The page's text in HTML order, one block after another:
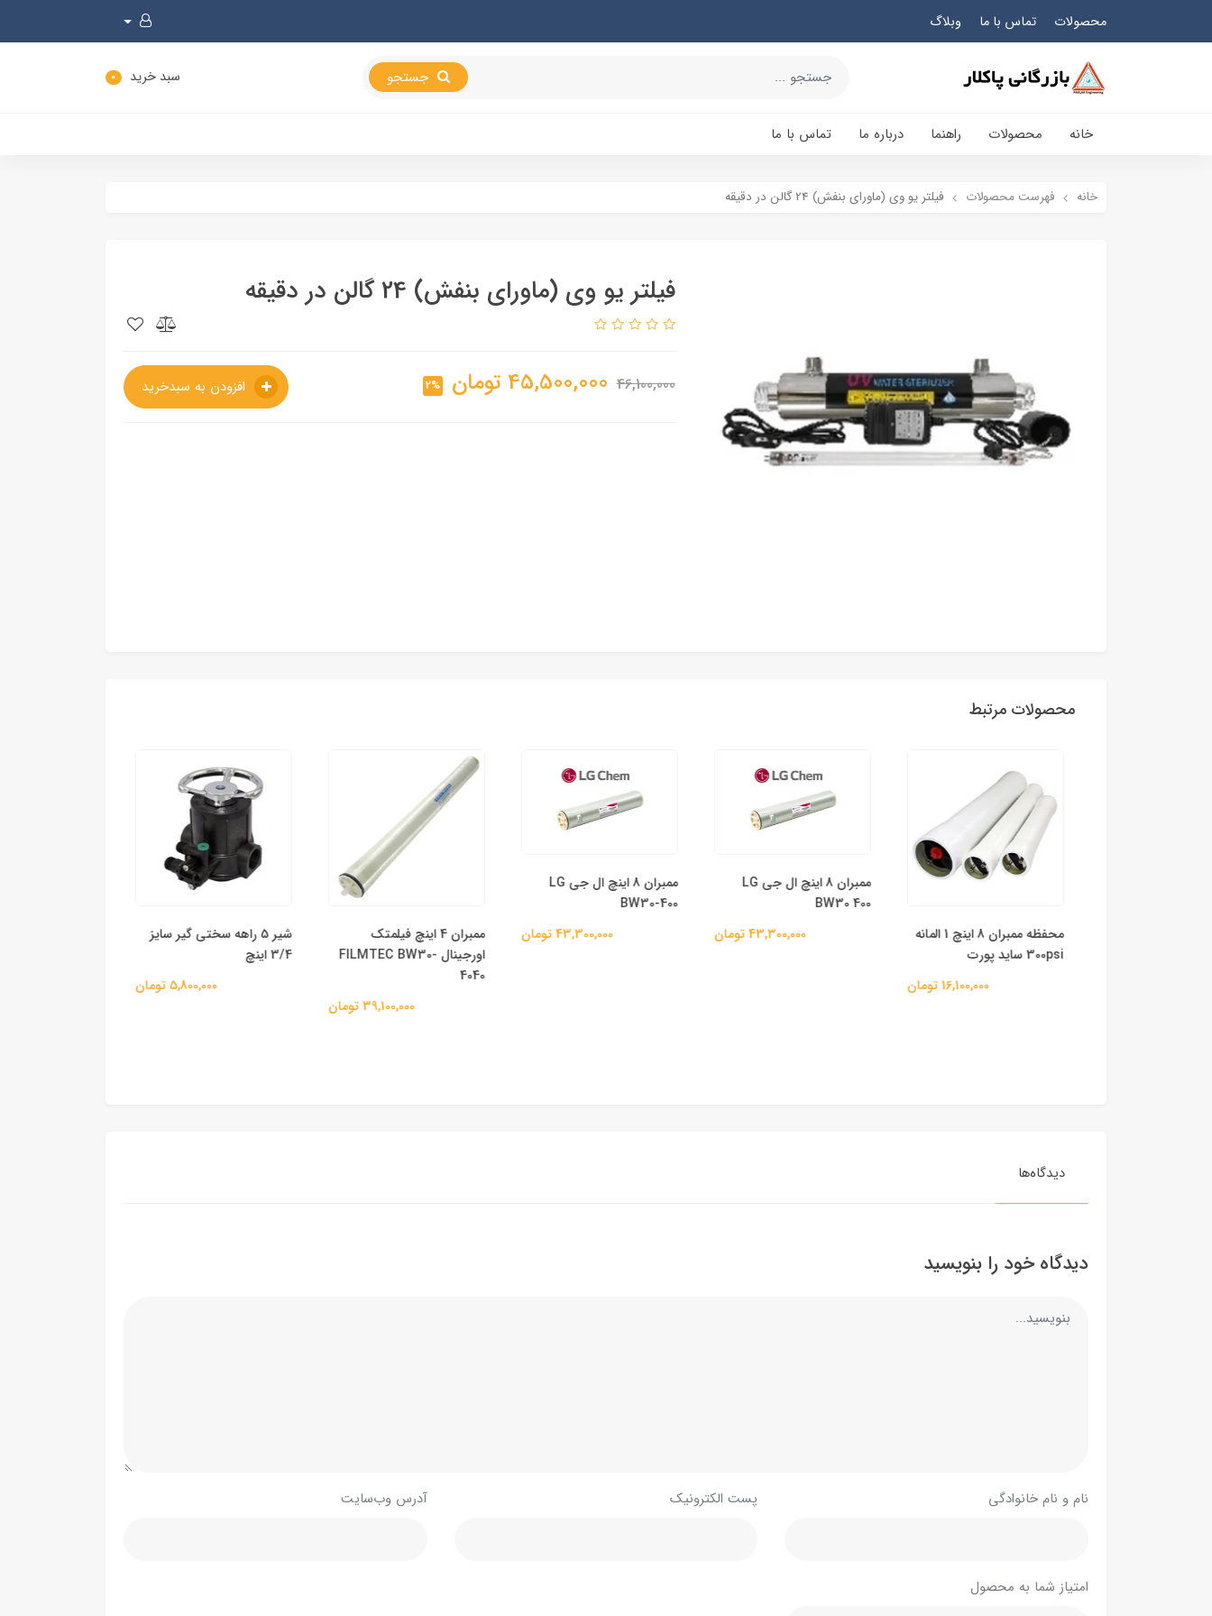
محصولات تماس با ما وبلاگ
سبد خرید 0
خانه محصولات راهنما درباره ما تماس با ما
خانه فهرست محصولات فیلتر یو وی (ماورای بنفش) 24 گالن در دقیقه
فیلتر یو وی (ماورای بنفش) 24 گالن در دقیقه
46,100,000
45,500,000 تومان 2%
محصولات مرتبط
محفظه ممبران 8 اینچ 1 المانه
300psi ساید پورت
16,100,000 تومان
ممبران 8 اینچ ال جی LG
BW30 400
43,300,000 تومان
ممبران 8 اینچ ال جی LG
BW30-400
43,300,000 تومان
ممبران 4 اینچ فیلمتک
اورجینال FILMTEC BW30-
4040
39,100,000 تومان
شیر 5 راهه سختی گیر سایز
3/4 اینچ
5,800,000 تومان
دیدگاه‌ها
دیدگاه خود را بنویسید
نام و نام خانوادگی پست الکترونیک آدرس وب‌سایت
امتیاز شما به محصول